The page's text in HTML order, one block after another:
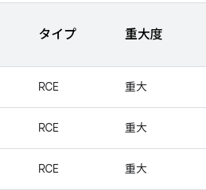
タイプ 重大度
RCE 重大
RCE 重大
RCE 重大